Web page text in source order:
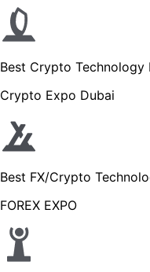
Best Crypto Technology
Crypto Expo Dubai
Best FX/Crypto
FOREX EXPO